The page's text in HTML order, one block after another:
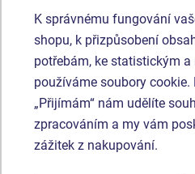
pozinkovaný nebo nerezový.
Produkt - OPD-8201K-10
Opičí dráha -
celokovová (v.p. 1 m)
K správnému fungování
shopu, k přizpůsobení
potřebám, ke statistickým
používáme soubory
„Přijímám“ nám udělíte
zpracováním a my vám
zážitek z nakupování.